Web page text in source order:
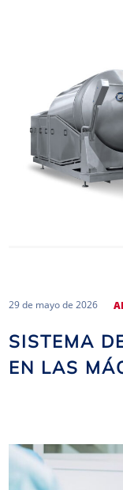
29 de mayo de 2026
SISTEMA
EN LAS